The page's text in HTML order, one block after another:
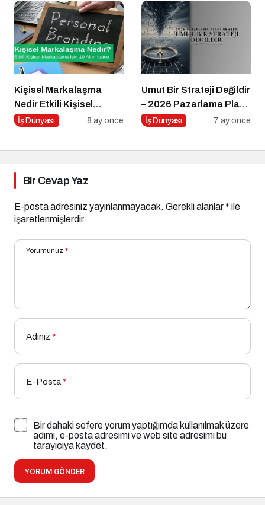
Kişisel Markalaşma
Nedir Etkili Kişisel
Markalaşma için 10 Altın
İş Dünyası 8 ay önce
Umut Bir Strateji Değildir
– 2026 Pazarlama Planı
Rehberi
İş Dünyası 7 ay önce
Bir Cevap Yaz
E-posta adresiniz yayınlanmayacak. Gerekli alanlar* ile
işaretlenmişlerdir
Yorumunuz *
Adınız *
E-Posta*
Bir dahaki sefere yorum yaptığımda kullanılmak üzere
adımı, e-posta adresimi ve web site adresimi bu
tarayıcıya kaydet.
YORUM GÖNDER